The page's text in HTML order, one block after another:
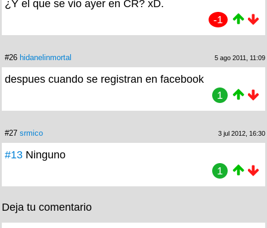
¿Y el que se vio ayer en CR? xD.
-1
#26 hidanelinmortal 5 ago 2011, 11:09
despues cuando se registran en facebook
1
#27 srmico 3 jul 2012, 16:30
#13 Ninguno
1
Deja tu comentario